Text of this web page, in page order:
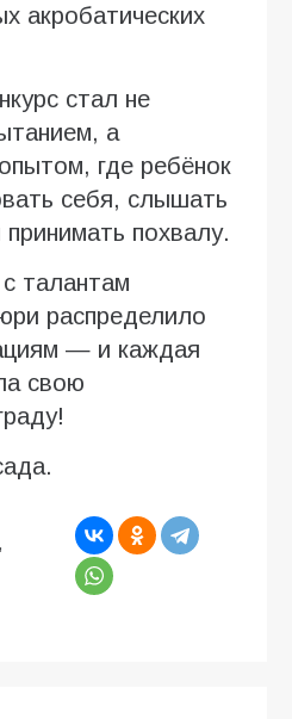
акробатических
стал не
а
где ребёнок
себя, слышать
похвалу.
талантам
распределило
— и каждая
свою
,